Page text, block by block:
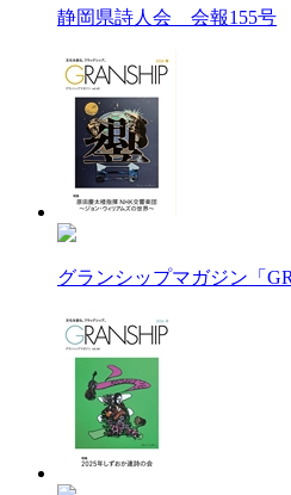
静岡県詩人会 会報155号
グランシップマガジン「